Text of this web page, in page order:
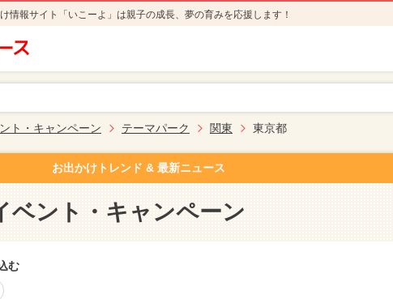
情報サイト「いこーよ」は親子の成長、夢の育みを応援します！
ト・キャンペーン テーマパーク 関東 東京都
お出かけトレンド & 最新ニュース
ベント・キャンペーン
む